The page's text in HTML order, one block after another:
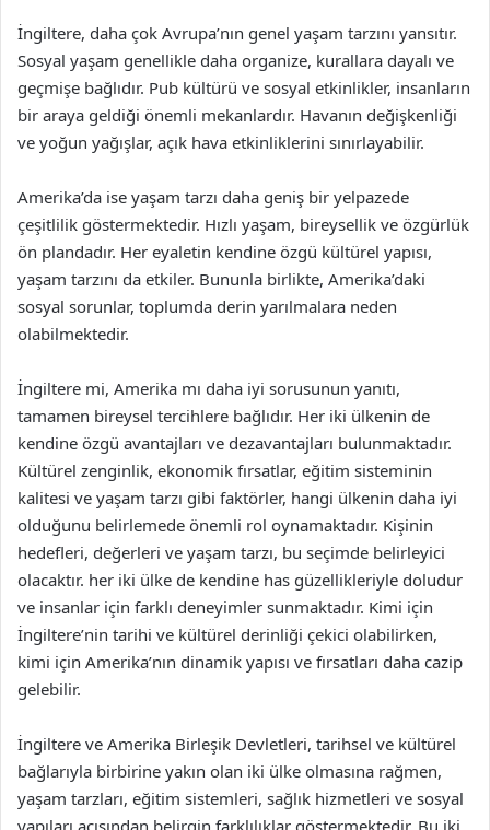
İngiltere, daha çok Avrupa’nın genel yaşam tarzını yansıtır.
Sosyal yaşam genellikle daha organize, kurallara dayalı ve
geçmişe bağlıdır. Pub kültürü ve sosyal etkinlikler, insanların
bir araya geldiği önemli mekanlardır. Havanın değişkenliği
ve yoğun yağışlar, açık hava etkinliklerini sınırlayabilir.
Amerika’da ise yaşam tarzı daha geniş bir yelpazede
çeşitlilik göstermektedir. Hızlı yaşam, bireysellik ve özgürlük
ön plandadır. Her eyaletin kendine özgü kültürel yapısı,
yaşam tarzını da etkiler. Bununla birlikte, Amerika’daki
sosyal sorunlar, toplumda derin yarılmalara neden
olabilmektedir.
İngiltere mi, Amerika mı daha iyi sorusunun yanıtı,
tamamen bireysel tercihlere bağlıdır. Her iki ülkenin de
kendine özgü avantajları ve dezavantajları bulunmaktadır.
Kültürel zenginlik, ekonomik fırsatlar, eğitim sisteminin
kalitesi ve yaşam tarzı gibi faktörler, hangi ülkenin daha iyi
olduğunu belirlemede önemli rol oynamaktadır. Kişinin
hedefleri, değerleri ve yaşam tarzı, bu seçimde belirleyici
olacaktır. her iki ülke de kendine has güzellikleriyle doludur
ve insanlar için farklı deneyimler sunmaktadır. Kimi için
İngiltere’nin tarihi ve kültürel derinliği çekici olabilirken,
kimi için Amerika’nın dinamik yapısı ve fırsatları daha cazip
gelebilir.
İngiltere ve Amerika Birleşik Devletleri, tarihsel ve kültürel
bağlarıyla birbirine yakın olan iki ülke olmasına rağmen,
yaşam tarzları, eğitim sistemleri, sağlık hizmetleri ve sosyal
yapıları açısından belirgin farklılıklar göstermektedir. Bu iki